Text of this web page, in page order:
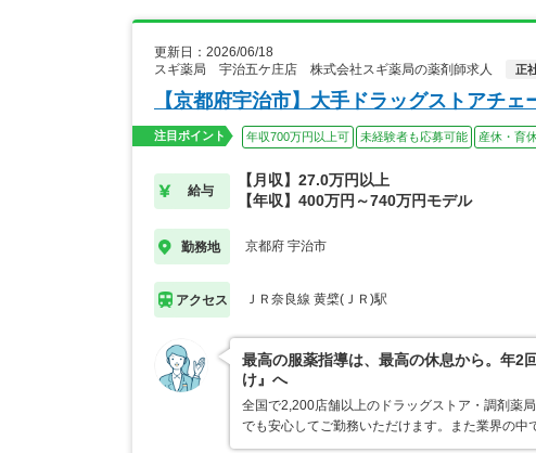
更新日：2026/06/18
スギ薬局 宇治五ケ庄店 株式会社スギ薬局の薬剤師求人
正
【京都府宇治市】大手ドラッグストアチ
注目ポイント 年収700万円以上可 未経験者も応募可能 産休・育
給与
【月収】27.0万円以上
【年収】400万円～740万円モデル
勤務地 京都府 宇治市
アクセス ＪＲ奈良線 黄檗(ＪＲ)駅
最高の服薬指導は、最高の休息から。年2
け』へ
全国で2,200店舗以上のドラッグストア・調剤薬
でも安心してご勤務いただけます。また業界の